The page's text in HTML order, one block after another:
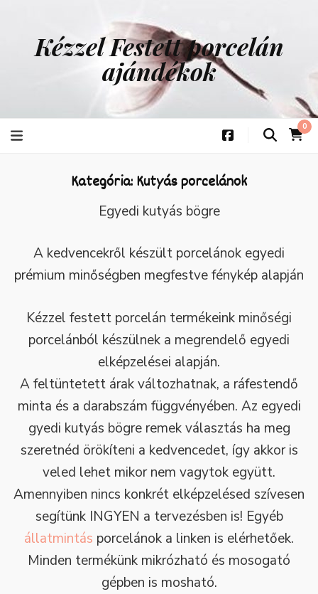
Kézzel Festett porcelán
ajándékok
0
Kategória:Kutyás porcelánok
Egyedi kutyás bögre
A kedvencekről készült porcelánok egyedi
prémium minőségben megfestve fénykép alapján
Kézzel festett porcelán termékeink minőségi
porcelánból készülnek a megrendelő egyedi
elképzelései alapján.
A feltüntetett árak változhatnak, a ráfestendő
minta és a darabszám függvényében. Az egyedi
gyedi kutyás bögre remek választás ha meg
szeretnéd örökíteni a kedvencedet, így akkor is
veled lehet mikor nem vagytok együtt.
Amennyiben nincs konkrét elképzelésed szívesen
segítünk INGYEN a tervezésben is! Egyéb
állatmintás porcelánok a linken is elérhetőek.
Minden termékünk mikrózható és mosogató
gépben is mosható.